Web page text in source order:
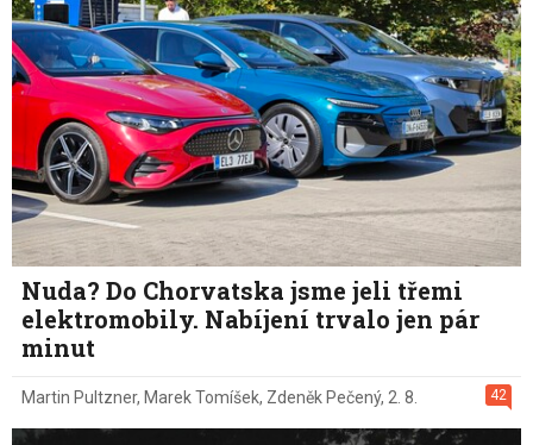
Nuda? Do Chorvatska jsme jeli třemi
elektromobily. Nabíjení trvalo jen pár
minut
42
Martin Pultzner, Marek Tomíšek, Zdeněk Pečený, 2. 8.